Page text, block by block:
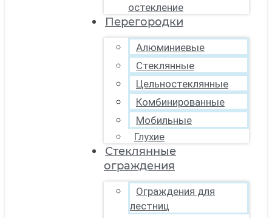
остекление
Перегородки
Алюминиевые
Стеклянные
Цельностеклянные
Комбинированные
Мобильные
Глухие
Стеклянные
ограждения
Ограждения для
лестниц